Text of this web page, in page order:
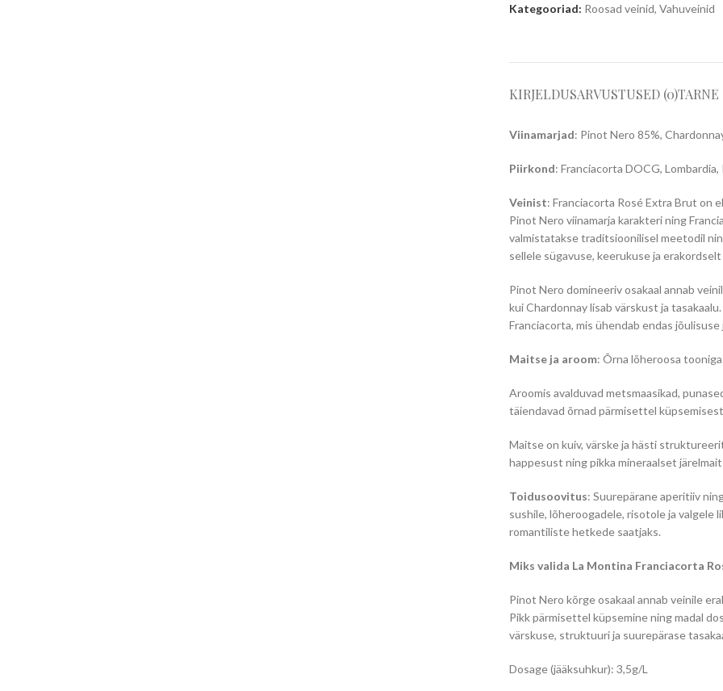
Kategooriad: Roosad veinid, Vahuveinid
KIRJELDUSARVUSTUSED (0)TARNE
Viinamarjad: Pinot Nero 85%,
Piirkond: Franciacorta DOCG, Lombardia,
Veinist: Franciacorta Rosé Extra Brut on
Pinot Nero viinamarja karakteri ning
valmistatakse traditsioonilisel meetodil
sellele sügavuse, keerukuse ja
Pinot Nero domineeriv osakaal annab
kui Chardonnay lisab värskust ja
Franciacorta, mis ühendab endas
Maitse ja aroom: Õrna lõheroosa
Aroomis avalduvad metsmaasikad,
täiendavad õrnad pärmisettel
Maitse on kuiv, värske ja hästi
happesust ning pikka mineraalset
Toidusoovitus: Suurepärane aperitiiv
sushile, lõheroogadele, risotole ja valgele
romantiliste hetkede saatjaks.
Miks valida La Montina Franciacorta
Pinot Nero kõrge osakaal annab veinile
Pikk pärmisettel küpsemine ning madal
värskuse, struktuuri ja suurepärase
Dosage (jääksuhkur): 3,5g/L